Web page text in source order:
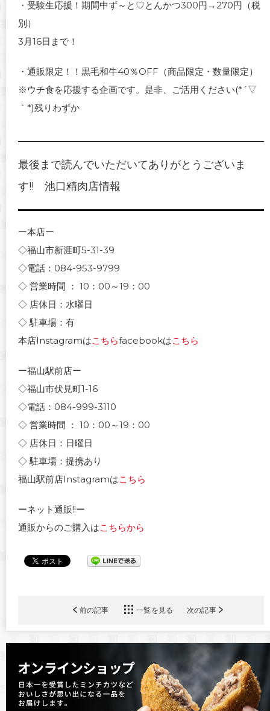
・受験生応援！期間中ず～と♡とんかつ300円→270円（税
別）
3月16日まで！
・通販限定！！黒毛和牛40％OFF（商品限定・数量限定）
※ウチ食を応援する企画です。是非、ご活用ください(*´▽
｀*)残りわずか
最後まで読んでいただいてありがとうございま
す!! 池口精肉店情報
ー本店ー
◇福山市新涯町5-31-39
◇電話：084-953-9799
◇ 営業時間 ： 10：00～19：00
◇ 店休日：水曜日
◇ 駐車場：有
本店Instagramはこちらfacebookはこちら
ー福山駅前店ー
◇福山市伏見町1-16
◇電話：084-999-3110
◇ 営業時間 ： 10：00～19：00
◇ 店休日：日曜日
◇ 駐車場：提携あり
福山駅前店Instagramはこちら
ーネット通販!!ー
通販からのご購入はこちらから
前の記事 一覧を見る 次の記事